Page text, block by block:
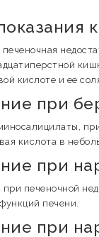
кислоте и ее
при
кислота в
при
при печеночной
печени.
при